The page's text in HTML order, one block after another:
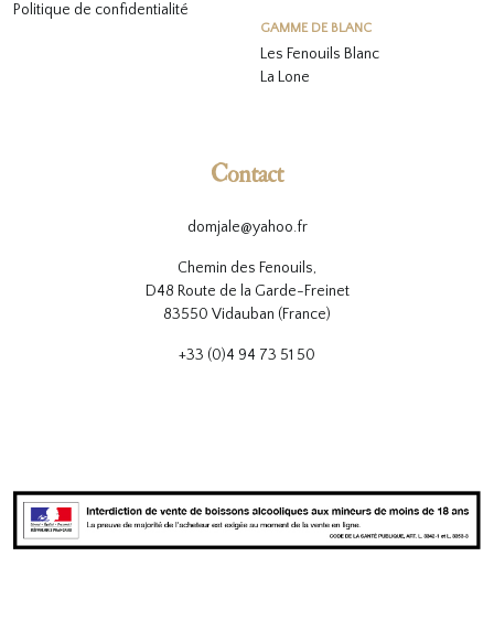
Politique de confidentialité
GAMME DE BLANC
Les Fenouils Blanc
La Lone
Contact
domjale@yahoo.fr
Chemin des Fenouils,
D48 Route de la Garde-Freinet
83550 Vidauban (France)
+33 (0)4 94 73 51 50